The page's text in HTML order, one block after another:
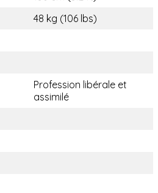
48 kg (106 lbs)
Profession libérale et
assimilé